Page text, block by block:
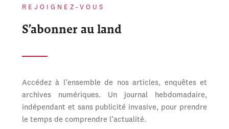
REJOIGNEZ-VOUS
S’abonner au land
Accédez à l’ensemble de nos articles, enquêtes et
archives numériques. Un journal hebdomadaire,
indépendant et sans publicité invasive, pour prendre
le temps de comprendre l’actualité.